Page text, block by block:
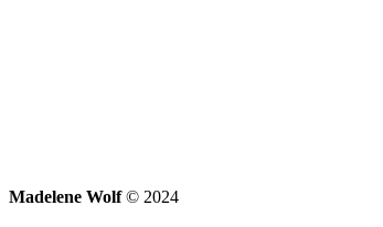
Madelene Wolf© 2024